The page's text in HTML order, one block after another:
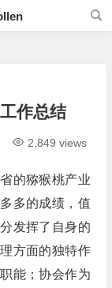
作总结
2,849 views
的猕猴桃产业
多的成绩，值
发挥了自身的
方面的独特作
能；协会作为